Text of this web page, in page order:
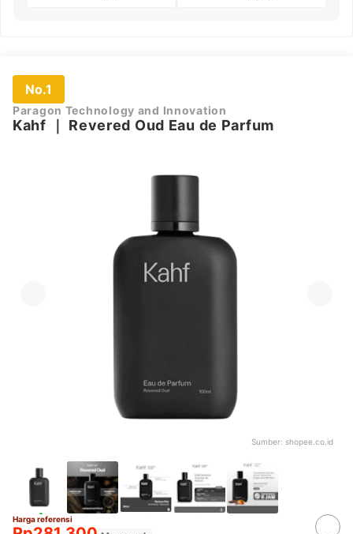
No.1
Paragon Technology and Innovation
Kahf Revered Oud Eau de Parfum
Sumber: shopee.co.id
Harga referensi